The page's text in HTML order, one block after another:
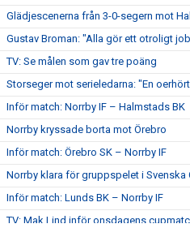
Glädjescenerna från 3-0-segern mot
Gustav Broman: "Alla gör ett otroligt
TV: Se målen som gav tre poäng
Storseger mot serieledarna: "En
Inför match: Norrby IF – Halmstads BK
Norrby kryssade borta mot Örebro
Inför match: Örebro SK – Norrby IF
Norrby klara för gruppspelet i Svenska
Inför match: Lunds BK – Norrby IF
TV: Mak Lind inför onsdagens